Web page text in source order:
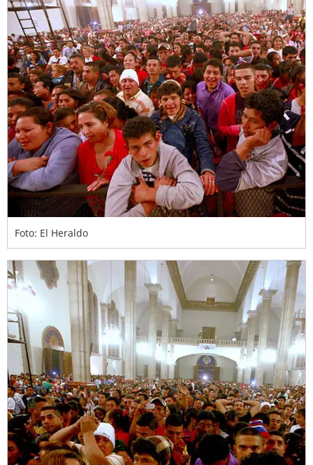
Foto: El Heraldo